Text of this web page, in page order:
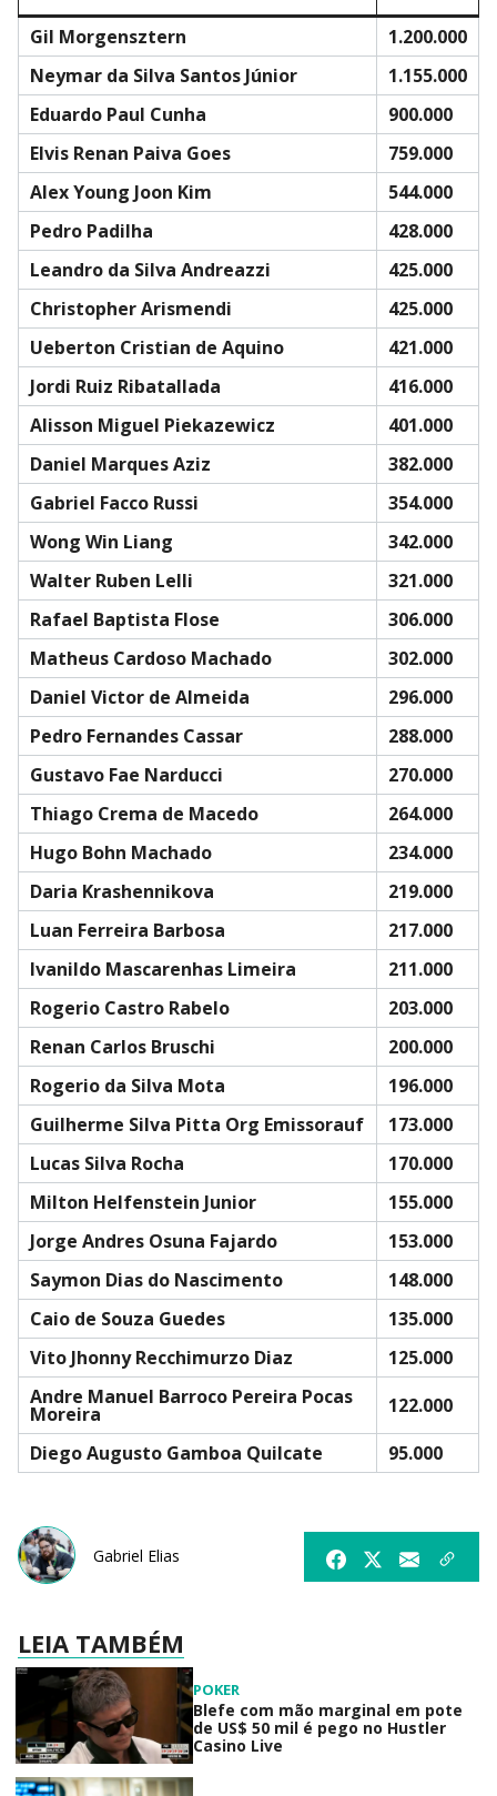
Gil Morgensztern
1.200.000
Neymar da Silva Santos Júnior
1.155.000
Eduardo Paul Cunha
900.000
Elvis Renan Paiva Goes
759.000
Alex Young Joon Kim
544.000
Pedro Padilha
428.000
Leandro da Silva Andreazzi
425.000
Christopher Arismendi
425.000
Ueberton Cristian de Aquino
421.000
Jordi Ruiz Ribatallada
416.000
Alisson Miguel Piekazewicz
401.000
Daniel Marques Aziz
382.000
Gabriel Facco Russi
354.000
Wong Win Liang
342.000
Walter Ruben Lelli
321.000
Rafael Baptista Flose
306.000
Matheus Cardoso Machado
302.000
Daniel Victor de Almeida
296.000
Pedro Fernandes Cassar
288.000
Gustavo Fae Narducci
270.000
Thiago Crema de Macedo
264.000
Hugo Bohn Machado
234.000
Daria Krashennikova
219.000
Luan Ferreira Barbosa
217.000
Ivanildo Mascarenhas Limeira
211.000
Rogerio Castro Rabelo
203.000
Renan Carlos Bruschi
200.000
Rogerio da Silva Mota
196.000
Guilherme Silva Pitta Org Emissorauf
173.000
Lucas Silva Rocha
170.000
Milton Helfenstein Junior
155.000
Jorge Andres Osuna Fajardo
153.000
Saymon Dias do Nascimento
148.000
Caio de Souza Guedes
135.000
Vito Jhonny Recchimurzo Diaz
125.000
Andre Manuel Barroco Pereira Pocas
Moreira
122.000
Diego Augusto Gamboa Quilcate
95.000
Gabriel Elias
LEIA TAMBÉM
POKER
Blefe com mão marginal em pote
de US$ 50 mil é pego no Hustler
Casino Live